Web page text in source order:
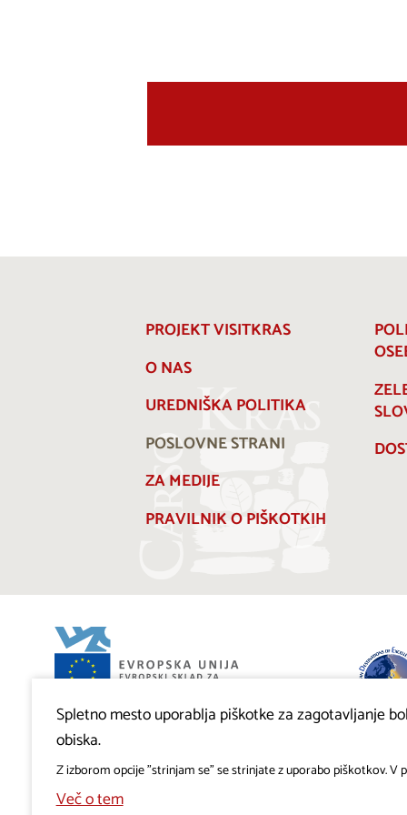
PROJEKT VISITKRAS
O NAS
UREDNIŠKA POLITIKA
POSLOVNE STRANI
ZA MEDIJE
PRAVILNIK O PIŠKOTKIH
Projekt Visitkras. Naložbo sofinancirata Republika
Slovenija in Evropska unija iz Evropskega sklada za
regionalni razvoj.
Spletno mesto uporablja piškotke za zagotavljanje
obiska.
Z izborom opcije "strinjam se" se strinjate z uporabo piškotkov. V
Več o tem